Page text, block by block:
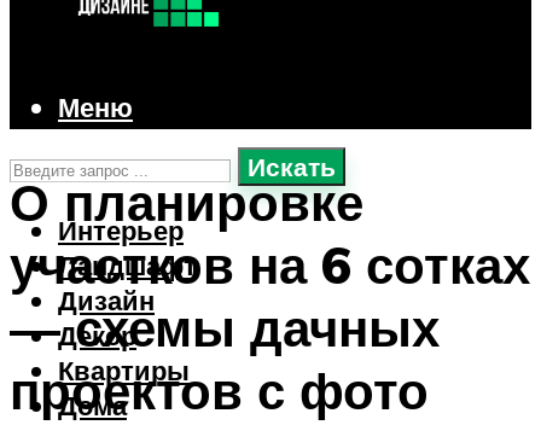
Искать
Интерьер
Ландшафт
Дизайн
Декор
Квартиры
Дома
Меню
О планировке
участков на 6 сотках
— схемы дачных
проектов с фото